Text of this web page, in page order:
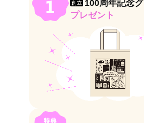
創立 100周年記念
プレゼント